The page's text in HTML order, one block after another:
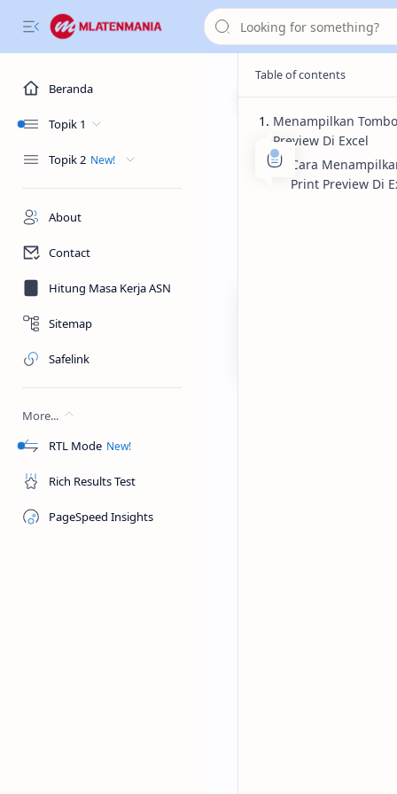
Beranda
Topik 1
Topik 2
About
Contact
Hitung Masa Kerja ASN
Sitemap
Safelink
More...
RTL Mode
Rich Results Test
PageSpeed Insights
Beranda Tutorial
Cara
Cara Menampilkan
Menampilkan
sama, hanya
Menampilkan
Preview Di Excel
Cara
Print Preview Di